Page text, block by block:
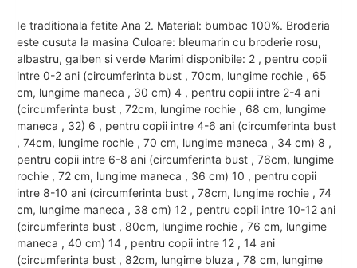
Ie traditionala fetite Ana 2. Material: bumbac 100%. Broderia
este cusuta la masina Culoare: bleumarin cu broderie rosu,
albastru, galben si verde Marimi disponibile: 2 , pentru copii
intre 0-2 ani (circumferinta bust , 70cm, lungime rochie , 65
cm, lungime maneca , 30 cm) 4 , pentru copii intre 2-4 ani
(circumferinta bust , 72cm, lungime rochie , 68 cm, lungime
maneca , 32) 6 , pentru copii intre 4-6 ani (circumferinta bust
, 74cm, lungime rochie , 70 cm, lungime maneca , 34 cm) 8 ,
pentru copii intre 6-8 ani (circumferinta bust , 76cm, lungime
rochie , 72 cm, lungime maneca , 36 cm) 10 , pentru copii
intre 8-10 ani (circumferinta bust , 78cm, lungime rochie , 74
cm, lungime maneca , 38 cm) 12 , pentru copii intre 10-12 ani
(circumferinta bust , 80cm, lungime rochie , 76 cm, lungime
maneca , 40 cm) 14 , pentru copii intre 12 , 14 ani
(circumferinta bust , 82cm, lungime bluza , 78 cm, lungime